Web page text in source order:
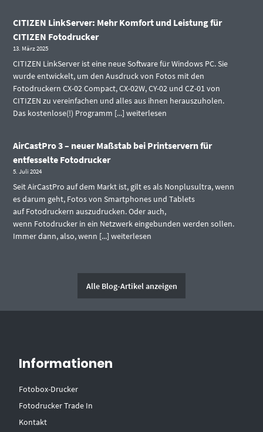
CITIZEN LinkServer: Mehr Komfort und Leistung für
CITIZEN Fotodrucker
13. März 2025
CITIZEN LinkServer ist eine neue Software für Windows PC. Sie
wurde entwickelt, um den Ausdruck von Fotos mit den
Fotodruckern CX-02 Compact, CX-02W, CY-02 und CZ-01 von
CITIZEN zu vereinfachen und alles aus ihnen herauszuholen.
Das kostenlose(!) Programm [...]weiterlesen
AirCastPro 3 – neuer Maßstab bei Printservern für
entfesselte Fotodrucker
5. Juli 2024
Seit AirCastPro auf dem Markt ist, gilt es als Nonplusultra, wenn
es darum geht, Fotos von Smartphones und Tablets
auf Fotodruckern auszudrucken. Oder auch,
wenn Fotodrucker in ein Netzwerk eingebunden werden sollen.
Immer dann, also, wenn [...]weiterlesen
Alle Blog-Artikel anzeigen
Informationen
Fotobox-Drucker
Fotodrucker Trade In
Kontakt